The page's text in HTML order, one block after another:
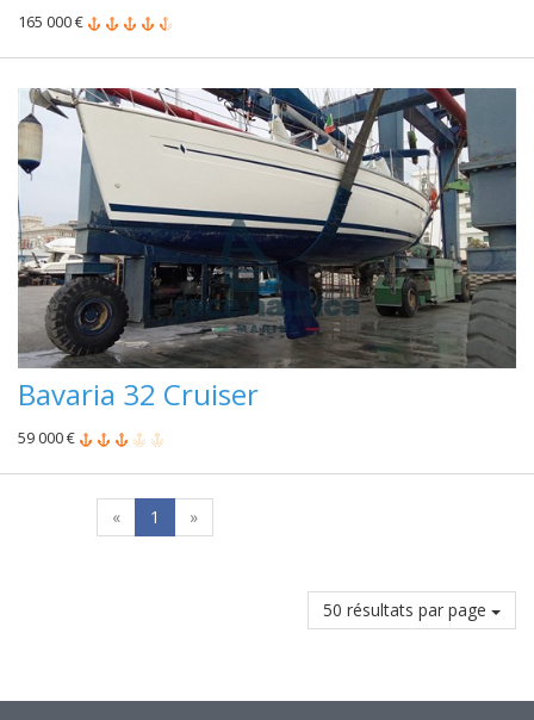
165 000 €
Bavaria 32 Cruiser
59 000 €
« 1 »
50 résultats par page